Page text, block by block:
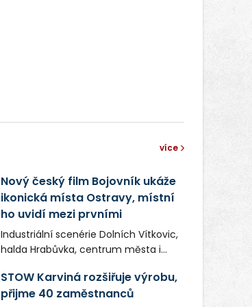
více
Nový český film Bojovník ukáže
ikonická místa Ostravy, místní
ho uvidí mezi prvními
Industriální scenérie Dolních Vítkovic,
halda Hrabůvka, centrum města i
v novém filmu Bojovník, který vstoupí
do kin už 13. srpna. Režiséři Vojtěch
STOW Karviná rozšiřuje výrobu,
přijme 40 zaměstnanců